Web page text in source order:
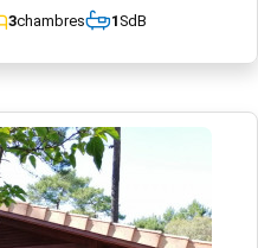
3chambres 1SdB